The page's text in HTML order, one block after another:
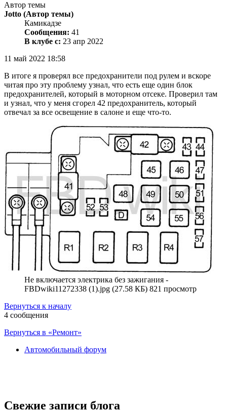
Автор темы
Jotto (Автор темы)
Камикадзе
Сообщения: 41
В клубе с: 23 апр 2022
11 май 2022 18:58
В итоге я проверял все предохранители под рулем и вскоре
читая про эту проблему узнал, что есть еще один блок
предохранителей, который в моторном отсеке. Проверил там
и узнал, что у меня сгорел 42 предохранитель, который
отвечал за все освещение в салоне и еще что-то.
Не включается электрика без зажигания -
FBDwiki11272338 (1).jpg (27.58 КБ) 821 просмотр
Вернуться к началу
4 сообщения
Вернуться в «Ремонт»
Автомобильный форум
Свежие записи блога